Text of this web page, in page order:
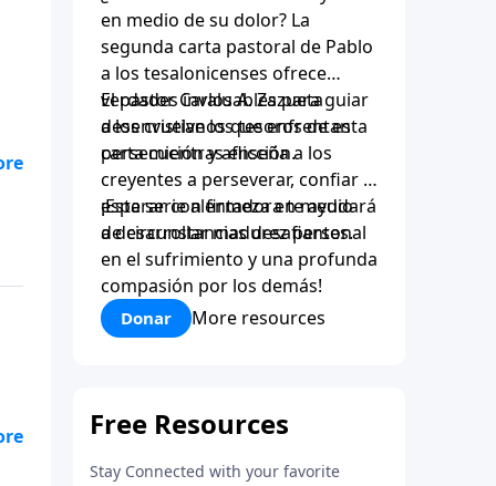
en medio de su dolor? La
segunda carta pastoral de Pablo
a los tesalonicenses ofrece
verdades invaluables para guiar
a los cristianos que enfrentan
persecución y aflicción.
El pastor Carlos A. Zazueta
desenvuelve los tesoros de esta
carta mientras enseña a los
creyentes a perseverar, confiar y
esperar con firmeza en medio
de circunstancias desafiantes.
¡Esta serie alentadora te ayudará
a desarrollar madurez personal
en el sufrimiento y una profunda
compasión por los demás!
Donar More resources